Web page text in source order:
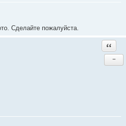
Сделайте пожалуйста.
−